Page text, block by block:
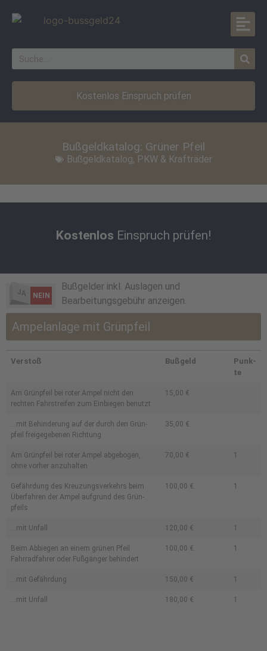
Kostenlos Einspruch prüfen
Bußgeldkatalog: Grüner Pfeil
Bußgeldkatalog, PKW & Krafträder
Kostenlos Einspruch prüfen!
JA NEIN
Bußgelder inkl. Auslagen und
Bearbeitungsgebühr anzeigen.
Ampelanlage mit Grünpfeil
Ver­stoß Buß­geld
Punk­
te
Am Grün­pfeil bei roter Ampel nicht den
rechten Fahr­streifen zum Ein­biegen benutzt
15,00 €
...mit Behin­derung auf der durch den Grün­
pfeil freige­gebenen Richtung
35,00 €
Am Grün­pfeil bei roter Ampel abge­bogen,
ohne vorher anzu­halten
70,00 € 1
Gefährdung des Kreu­zungsver­kehrs beim
Über­fahren der Ampel auf­grund des Grün­
pfeils
100,00 € 1
...mit Unfall 120,00 € 1
Beim Abbie­gen an einem grü­nen Pfeil
Fahrrad­fahrer oder Fuß­gänger behindert
100,00 € 1
...mit Gefährdung 150,00 € 1
...mit Unfall 180,00 € 1